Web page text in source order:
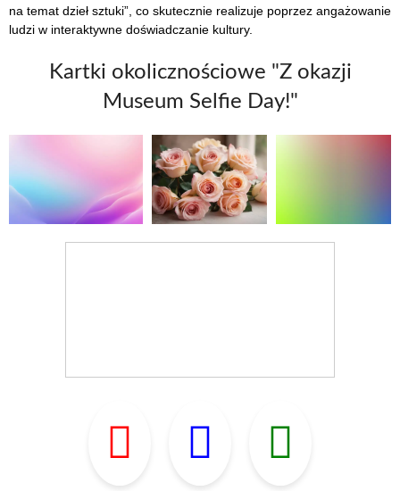
na temat dzieł sztuki”, co skutecznie realizuje poprzez angażowanie
ludzi w interaktywne doświadczanie kultury.
Kartki okolicznościowe "Z okazji
Museum Selfie Day!"